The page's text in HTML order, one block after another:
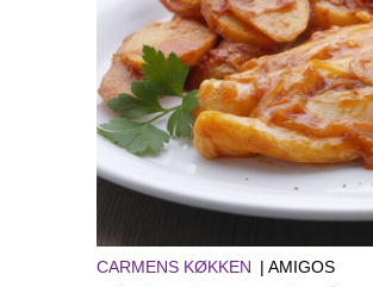
CARMENS KØKKEN | AMIGOS